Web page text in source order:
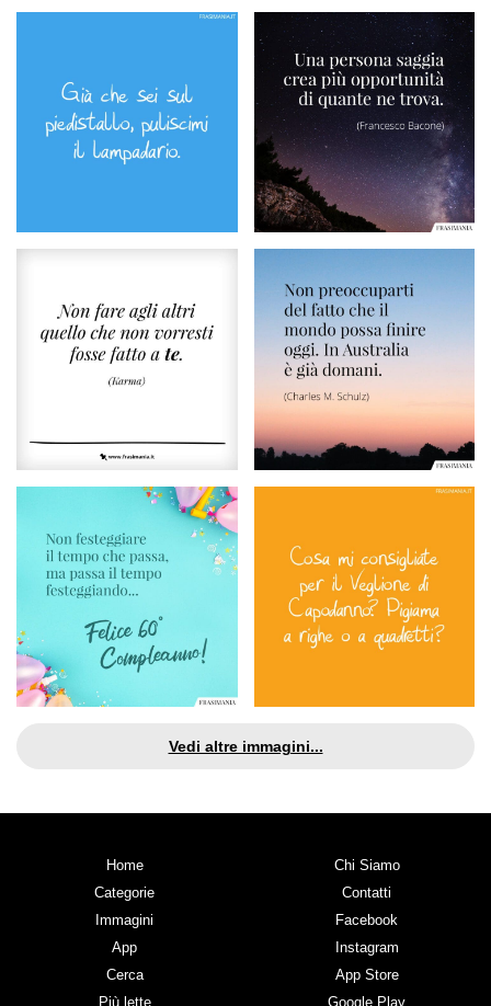
Vedi altre immagini...
Home
Categorie
Immagini
App
Cerca
Più lette
Chi Siamo
Contatti
Facebook
Instagram
App Store
Google Play